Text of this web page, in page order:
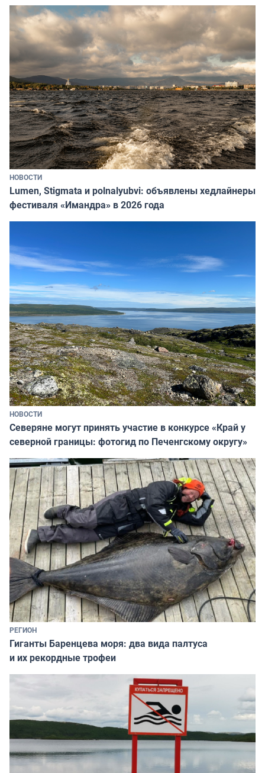
НОВОСТИ
Lumen, Stigmata и polnalyubvi: объявлены хедлайнеры
фестиваля «Имандра» в 2026 года
НОВОСТИ
Северяне могут принять участие в конкурсе «Край у
северной границы: фотогид по Печенгскому округу»
РЕГИОН
Гиганты Баренцева моря: два вида палтуса
и их рекордные трофеи